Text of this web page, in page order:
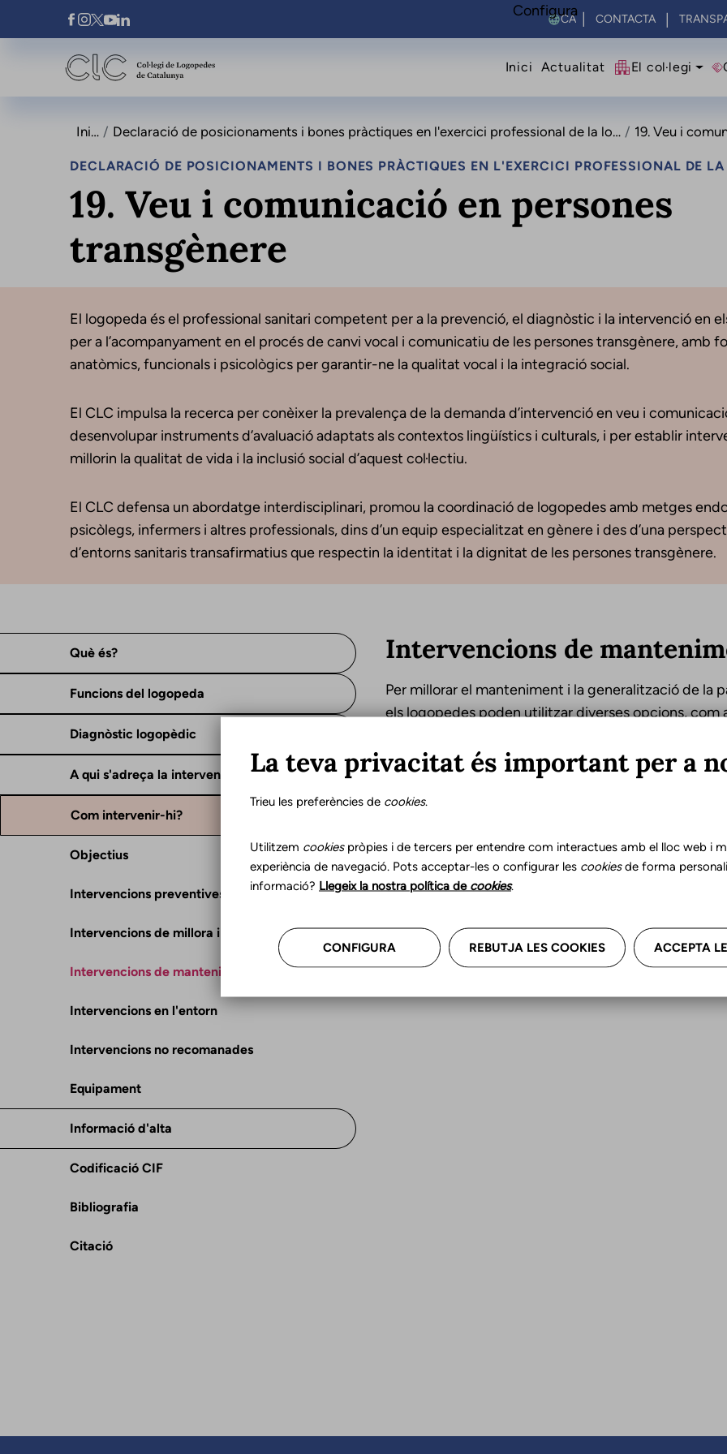
Vés al contingut
Xarxes Socials Select your language
CONTACTA
Navegació
Inici Actualitat El col·legi
Inici Declaració de posicionaments i bones pràctiques en l'exercici professional de la logopèdia 19. Veu i
DECLARACIÓ DE POSICIONAMENTS I BONES PRÀCTIQUES EN L'EXERCICI PROFESSIONAL DE
19. Veu i comunicació en persones
transgènere
El logopeda és el professional sanitari competent per a la prevenció, el diagnòstic i la intervenció en
per a l’acompanyament en el procés de canvi vocal i comunicatiu de les persones transgènere, amb
anatòmics, funcionals i psicològics per garantir-ne la qualitat vocal i la integració social.
El CLC impulsa la recerca per conèixer la prevalença de la demanda d’intervenció en veu i
desenvolupar instruments d’avaluació adaptats als contextos lingüístics i culturals, i per establir
millorin la qualitat de vida i la inclusió social d’aquest col·lectiu.
El CLC defensa un abordatge interdisciplinari, promou la coordinació de logopedes amb metges
psicòlegs, infermers i altres professionals, dins d’un equip especialitzat en gènere i des d’una
d’entorns sanitaris transafirmatius que respectin la identitat i la dignitat de les persones transgènere.
Què és?
Funcions del logopeda
Diagnòstic logopèdic
A qui s'adreça la intervenció?
Com intervenir-hi?
Objectius
Intervencions preventives
Intervencions de millora i rehabilitació
Intervencions de manteniment de la funció
Intervencions en l'entorn
Intervencions no recomanades
Equipament
Informació d'alta
Codificació CIF
Bibliografia
Citació
Intervencions de
Per millorar el manteniment i la generalització de la
els logopedes poden utilitzar diverses opcions, com
reunir-se en un altre lloc. Aquestes activitats
reals. L'ús de la nova veu i maneres de comunicar
la vida quotidiana. La consideració d'aquests
de tractament amb el client.
Enllaços relacionats de
Intervencions de millora i rehabilitació
Configura
La teva privacitat és important per a
Trieu les preferències de cookies.
Utilitzem cookiespròpies i de tercers per entendre com interactues amb el lloc web i
experiència de navegació. Pots acceptar-les o configurar les cookiesde forma
informació? Llegeix la nostra política de cookies.
CONFIGURA REBUTJA LES COOKIES ACCEPTA